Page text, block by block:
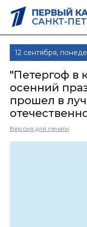
ПЕРВЫЙ
САНКТ-
12 сентября,
"Петергоф в
осенний
прошел в
Версия для печати